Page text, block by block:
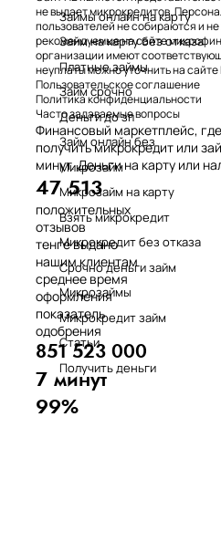
Займы онлайн на карту
Займ на карту без отказа
Платные займы
Займ срочно
Деньги до зп
Займ онлайн без
Микрозайм
Микрозайм на карту
Взять микрокредит
Микрокредит без отказа
Срочно деньги займ
Микрозаймы
Микрокредит займ
Статьи
Получить деньги
не выдает микрокредитов.
пользователей не собираются и
рекомендуемые на сайте
организации имеют
неуплаты можно уточнить на
Пользовательское соглашение
Политика конфиденциальности
Часто задаваемые вопросы
Финансовый маркетплейс,
получить микрокредит или
минут. Деньги на карту или
47 513
положительных
отзывов
тенге выдано
нашим клиентам
среднее время
оформления
показатель
одобрения
851 523 000
7 минут
99%